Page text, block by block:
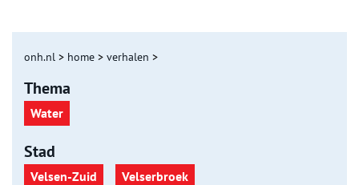
onh.nl > home > verhalen >
Thema
Water
Stad
Velsen-Zuid Velserbroek